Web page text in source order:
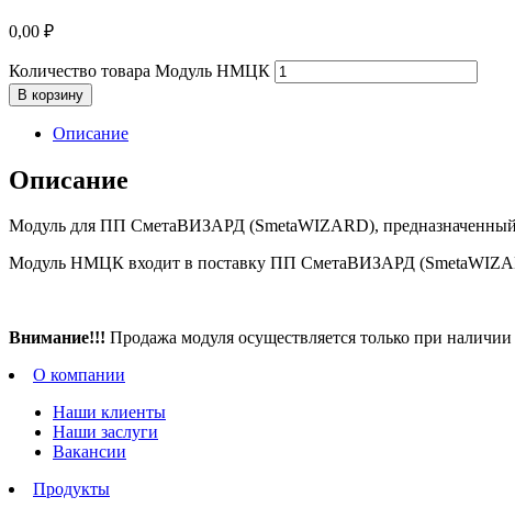
0,00 ₽
Количество товара Модуль НМЦК
В корзину
Описание
Описание
Модуль для ПП СметаВИЗАРД (SmetaWIZARD), предназначенный
Модуль НМЦК входит в поставку ПП СметаВИЗАРД
Внимание!!! Продажа модуля осуществляется только при
О компании
Наши клиенты
Наши заслуги
Вакансии
Продукты